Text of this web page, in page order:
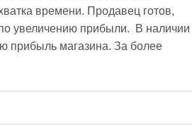
увеличению прибыли.  В наличии
прибыль магазина. За более